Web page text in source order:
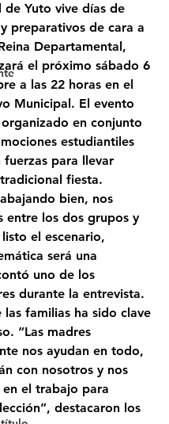
de Yuto vive días de
preparativos de cara a
Departamental ,
el próximo sábado 6
a las 22 horas en el
Municipal. El evento
en conjunto
estudiantiles
fuerzas para llevar
fiesta.
bien, nos
entre los dos grupos y
el escenario,
será una
uno de los
durante la entrevista.
las familias ha sido clave
“Las madres
nos ayudan en todo,
con nosotros y nos
en el trabajo para
destacaron los